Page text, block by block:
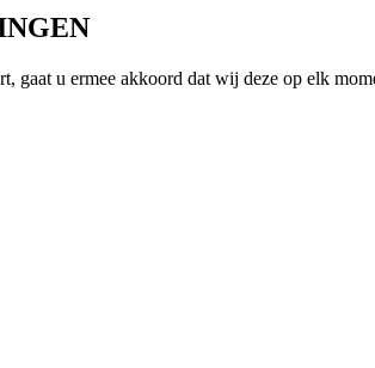
gaat u ermee akkoord dat wij deze op elk